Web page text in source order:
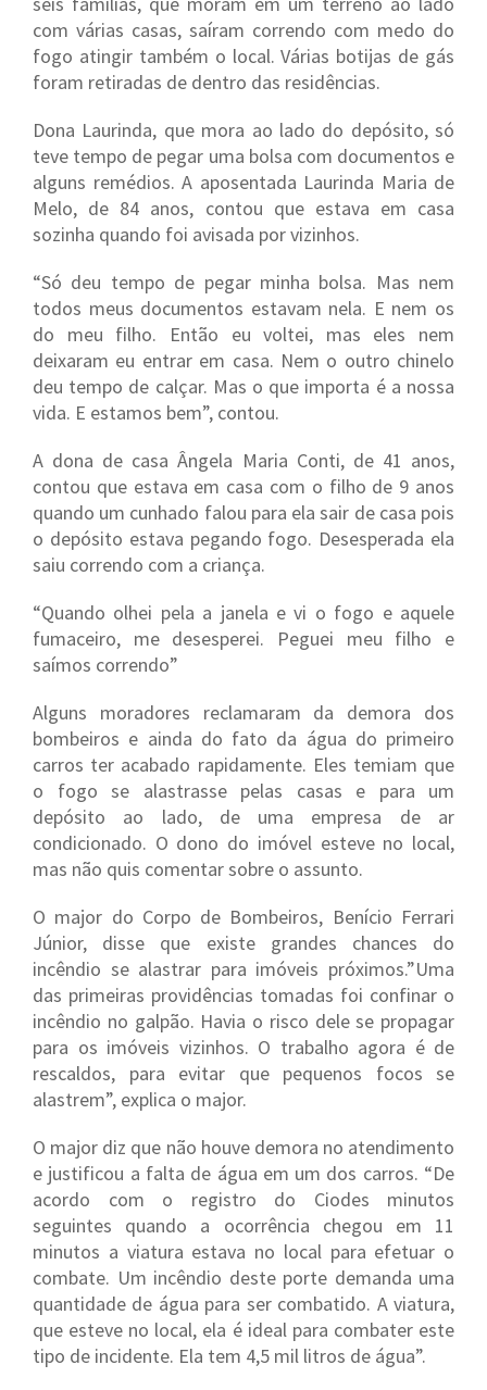
com várias casas, saíram correndo com medo do
fogo atingir também o local. Várias botijas de gás
foram retiradas de dentro das residências.
Dona Laurinda, que mora ao lado do depósito, só
teve tempo de pegar uma bolsa com documentos e
alguns remédios. A aposentada Laurinda Maria de
Melo, de 84 anos, contou que estava em casa
sozinha quando foi avisada por vizinhos.
“Só deu tempo de pegar minha bolsa. Mas nem
todos meus documentos estavam nela. E nem os
do meu filho. Então eu voltei, mas eles nem
deixaram eu entrar em casa. Nem o outro chinelo
deu tempo de calçar. Mas o que importa é a nossa
vida. E estamos bem”, contou.
A dona de casa Ângela Maria Conti, de 41 anos,
contou que estava em casa com o filho de 9 anos
quando um cunhado falou para ela sair de casa pois
o depósito estava pegando fogo. Desesperada ela
saiu correndo com a criança.
“Quando olhei pela a janela e vi o fogo e aquele
fumaceiro, me desesperei. Peguei meu filho e
saímos correndo”
Alguns moradores reclamaram da demora dos
bombeiros e ainda do fato da água do primeiro
carros ter acabado rapidamente. Eles temiam que
o fogo se alastrasse pelas casas e para um
depósito ao lado, de uma empresa de ar
condicionado. O dono do imóvel esteve no local,
mas não quis comentar sobre o assunto.
O major do Corpo de Bombeiros, Benício Ferrari
Júnior, disse que existe grandes chances do
incêndio se alastrar para imóveis próximos.”Uma
das primeiras providências tomadas foi confinar o
incêndio no galpão. Havia o risco dele se propagar
para os imóveis vizinhos. O trabalho agora é de
rescaldos, para evitar que pequenos focos se
alastrem”, explica o major.
O major diz que não houve demora no atendimento
e justificou a falta de água em um dos carros. “De
acordo com o registro do Ciodes minutos
seguintes quando a ocorrência chegou em 11
minutos a viatura estava no local para efetuar o
combate. Um incêndio deste porte demanda uma
quantidade de água para ser combatido. A viatura,
que esteve no local, ela é ideal para combater este
tipo de incidente. Ela tem 4,5 mil litros de água”.